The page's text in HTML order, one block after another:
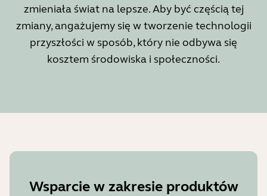
zmieniała świat na lepsze. Aby być częścią tej
zmiany, angażujemy się w tworzenie technologii
przyszłości w sposób, który nie odbywa się
kosztem środowiska i społeczności.
Wsparcie w zakresie produktów